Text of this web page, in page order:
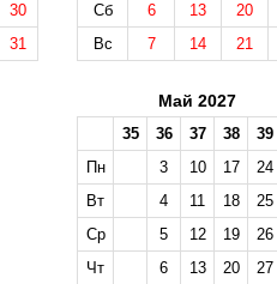
30
31
Сб
6 13 20
Вс
7 14 21
Май 2027
35 36 37 38 39
Пн
3 10 17 24
Вт
4 11 18
25
Ср
5 12 19
26
Чт
6 13 20 27